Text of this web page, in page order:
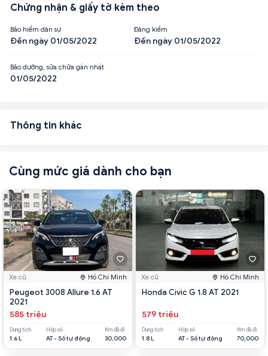
Chứng nhận & giấy tờ kèm theo
Bảo hiểm dân sự
Đến ngày 01/05/2022
Đăng kiểm
Đến ngày 01/05/2022
Bảo dưỡng, sửa chữa gần nhất
01/05/2022
Thông tin khác
Cùng mức giá dành cho bạn
Xe cũ Hồ Chí Minh
Peugeot 3008 Allure 1.6 AT
2021
585 triệu
Dung tích
1.6 L
Hộp số
AT - Số tự động
Km đã đi
30,000
Xe cũ Hồ Chí Minh
Honda Civic G 1.8 AT 2021
579 triệu
Dung tích
1.8 L
Hộp số
AT - Số tự động
Km đã đi
70,000